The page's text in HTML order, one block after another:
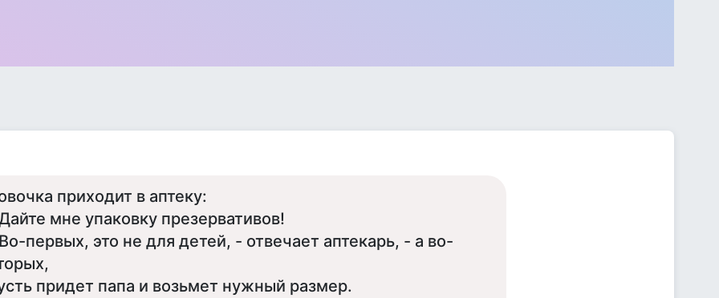
приходит в аптеку:
мне упаковку презервативов!
первых, это не для детей, - отвечает аптекарь, - а во-
придет папа и возьмет нужный размер.